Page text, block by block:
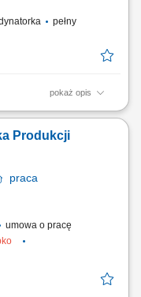
pełny
pokaż opis
Opis stanowiska
gazowe, Bieżący
kontraktową,
Produkcji
praca
umowa o pracę